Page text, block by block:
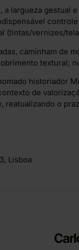
a largueza gestual
(tintas/vernizes/
caminham de
textural;
historiador
de
reatualizando o
Lisboa